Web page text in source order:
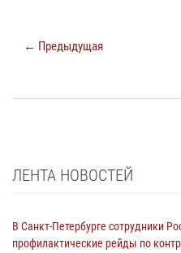
← Предыдущая
ЛЕНТА НОВОСТЕЙ
В Санкт-Петербурге сотрудники
профилактические рейды по